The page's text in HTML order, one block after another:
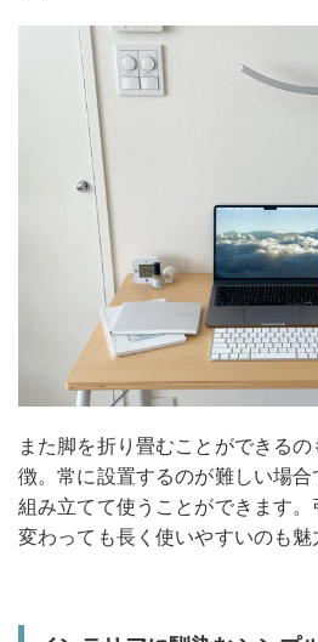
また脚を折り畳むことができる
徴。常に設置するのが難しい場
組み立てて使うことができます
変わっても長く使いやすいのも魅